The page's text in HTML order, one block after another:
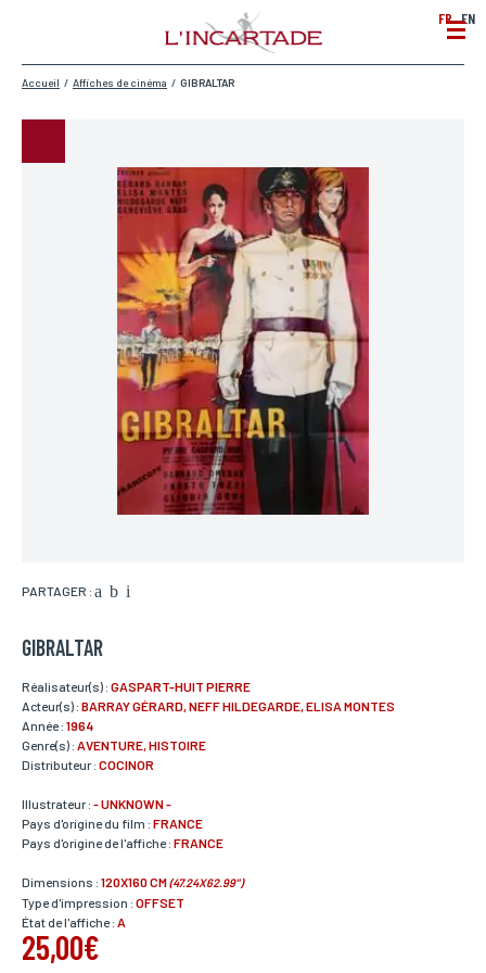
FR EN
Accueil / Affiches de cinéma / GIBRALTAR
PARTAGER :
GIBRALTAR
Réalisateur(s) : GASPART-HUIT PIERRE
Acteur(s) : BARRAY GÉRARD, NEFF HILDEGARDE, ELISA MONTES
Année : 1964
Genre(s) : AVENTURE, HISTOIRE
Distributeur : COCINOR
Illustrateur : - UNKNOWN -
Pays d'origine du film : FRANCE
Pays d'origine de l'affiche : FRANCE
Dimensions : 120X160 CM(47.24X62.99")
Type d'impression : OFFSET
État de l'affiche : A
25,00€